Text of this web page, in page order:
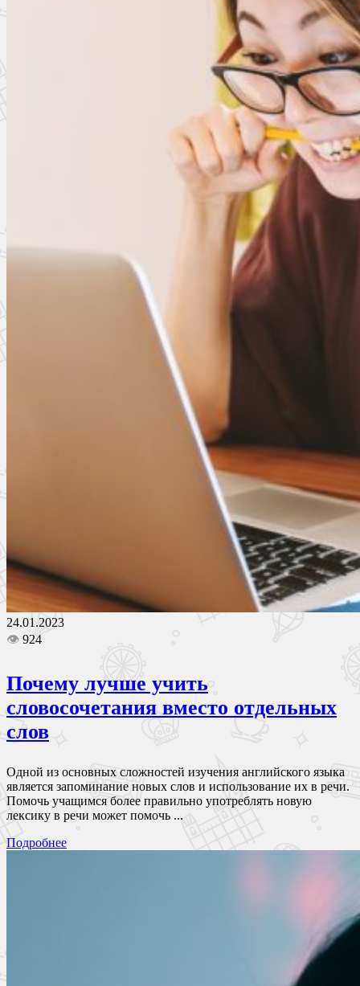
24.01.2023
👁 924
Почему лучше учить
словосочетания вместо отдельных
слов
Одной из основных сложностей изучения английского языка
является запоминание новых слов и использование их в речи.
Помочь учащимся более правильно употреблять новую
лексику в речи может помочь ...
Подробнее